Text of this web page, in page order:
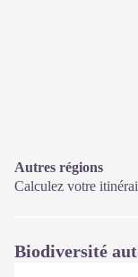
Autres régions
Calculez votre
Biodiversité